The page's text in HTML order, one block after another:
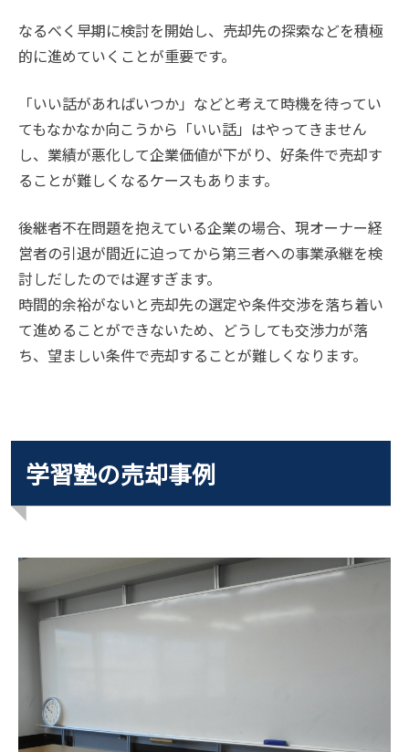
なるべく早期に検討を開始し、売却先の探索などを積極
的に進めていくことが重要です。
「いい話があればいつか」などと考えて時機を待ってい
てもなかなか向こうから「いい話」はやってきません
し、業績が悪化して企業価値が下がり、好条件で売却す
ることが難しくなるケースもあります。
後継者不在問題を抱えている企業の場合、現オーナー経
営者の引退が間近に迫ってから第三者への事業承継を検
討しだしたのでは遅すぎます。
時間的余裕がないと売却先の選定や条件交渉を落ち着い
て進めることができないため、どうしても交渉力が落
ち、望ましい条件で売却することが難しくなります。
学習塾の売却事例